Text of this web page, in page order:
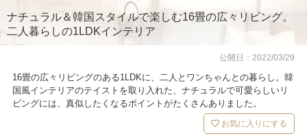
ナチュラル＆韓国スタイルで楽しむ16畳の広々リビング。
二人暮らしの1LDKインテリア
公開日：2022/03/29
16畳の広々リビングのある1LDKに、二人とワンちゃんとの暮らし。韓
国風インテリアのテイストを取り入れた、ナチュラルで可愛らしいリ
ビングには、真似したくなるポイントがたくさんありました。
お気に入りにする